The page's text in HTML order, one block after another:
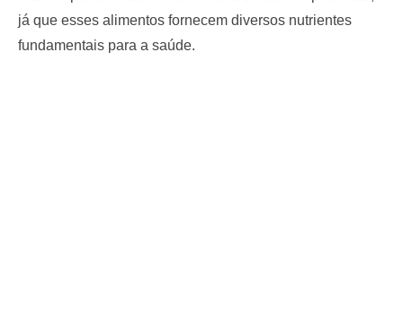
já que esses alimentos fornecem diversos nutrientes
fundamentais para a saúde.